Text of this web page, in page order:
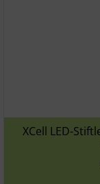
XCell LED-